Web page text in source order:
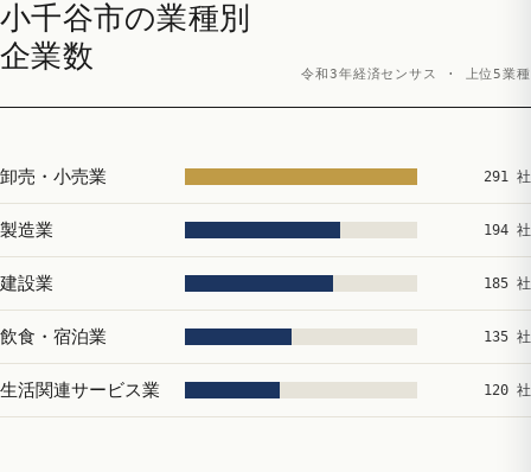
小千谷市の業種別
企業数
令和3年経済センサス · 上位5業種
卸売・小売業 291 社
製造業 194 社
建設業 185 社
飲食・宿泊業 135 社
生活関連サービス業 120 社